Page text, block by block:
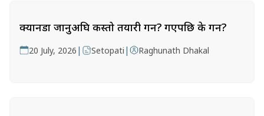
क्यानडा जानुअघि कस्तो तयारी गर्ने? गएपछि के गर्ने?
20 July, 2026 | Setopati | Raghunath Dhakal